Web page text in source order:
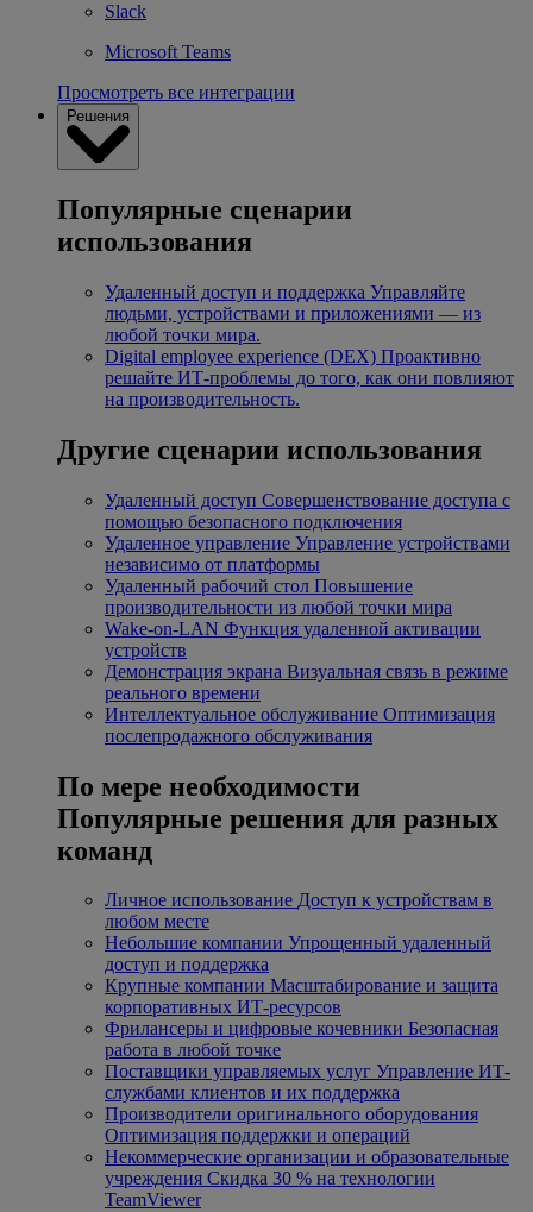
Slack
Microsoft Teams
Просмотреть все интеграции
Решения
Популярные сценарии
использования
Удаленный доступ и поддержка Управляйте
людьми, устройствами и приложениями — из
любой точки мира.
Digital employee experience (DEX) Проактивно
решайте ИТ-проблемы до того, как они повлияют
на производительность.
Другие сценарии использования
Удаленный доступ Совершенствование доступа с
помощью безопасного подключения
Удаленное управление Управление устройствами
независимо от платформы
Удаленный рабочий стол Повышение
производительности из любой точки мира
Wake-on-LAN Функция удаленной активации
устройств
Демонстрация экрана Визуальная связь в режиме
реального времени
Интеллектуальное обслуживание Оптимизация
послепродажного обслуживания
По мере необходимости
Популярные решения для разных
команд
Личное использование Доступ к устройствам в
любом месте
Небольшие компании Упрощенный удаленный
доступ и поддержка
Крупные компании Масштабирование и защита
корпоративных ИТ-ресурсов
Фрилансеры и цифровые кочевники Безопасная
работа в любой точке
Поставщики управляемых услуг Управление ИТ-
службами клиентов и их поддержка
Производители оригинального оборудования
Оптимизация поддержки и операций
Некоммерческие организации и образовательные
учреждения Скидка 30 % на технологии
TeamViewer